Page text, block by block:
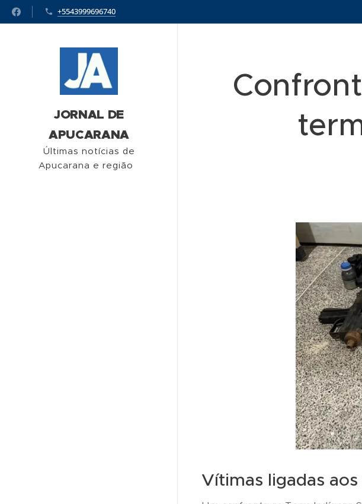
+5543999696740
JORNAL DE
APUCARANA
Últimas notícias de
Apucarana e região
Vítimas ligadas